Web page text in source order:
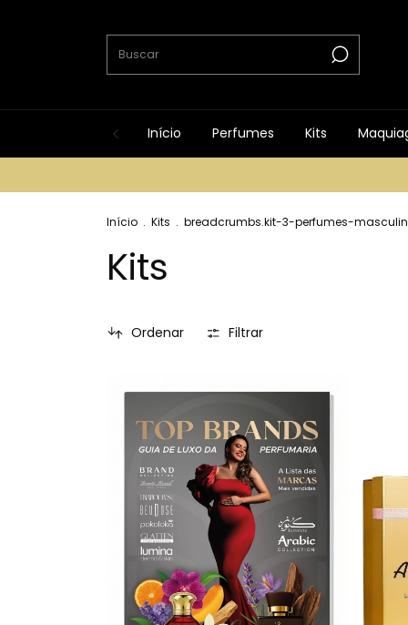
Início Perfumes Kits
Início . Kits . breadcrumbs.kit-3-perfumes-
Kits
Ordenar Filtrar